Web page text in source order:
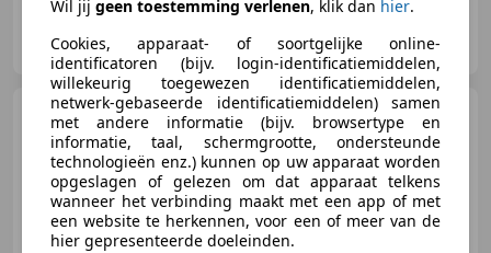
NL-8071 GD NUNSPEET
Audi A855 TFSI quattro Pro
Line Plus 4-Wielsturing ACC So
€ 39.895
Wil jij geen toestemming verlenen, klik dan hier.
Cookies, apparaat- of soortgelijke online-
identificatoren (bijv. login-identificatiemiddelen,
willekeurig toegewezen identificatiemiddelen,
netwerk-gebaseerde identificatiemiddelen) samen
met andere informatie (bijv. browsertype en
informatie, taal, schermgrootte, ondersteunde
technologieën enz.) kunnen op uw apparaat worden
opgeslagen of gelezen om dat apparaat telkens
wanneer het verbinding maakt met een app of met
een website te herkennen, voor een of meer van de
hier gepresenteerde doeleinden.